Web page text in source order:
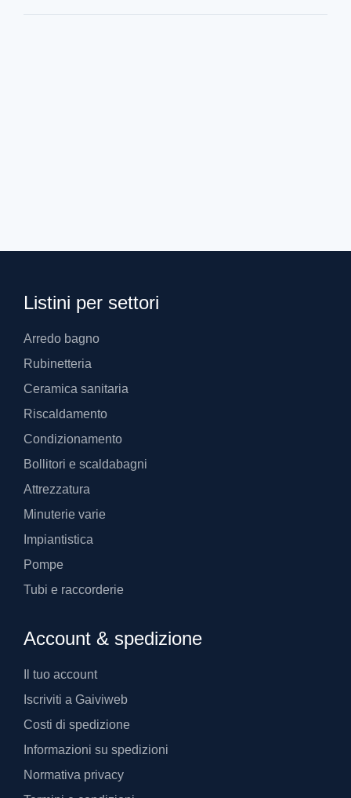
Listini per settori
Arredo bagno
Rubinetteria
Ceramica sanitaria
Riscaldamento
Condizionamento
Bollitori e scaldabagni
Attrezzatura
Minuterie varie
Impiantistica
Pompe
Tubi e raccorderie
Account & spedizione
Il tuo account
Iscriviti a Gaiviweb
Costi di spedizione
Informazioni su spedizioni
Normativa privacy